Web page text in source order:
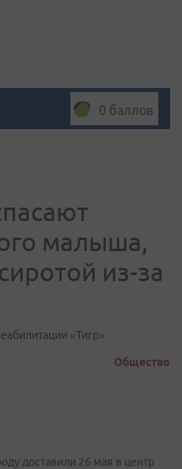
0 баллов
малыша,
из-за
«Тигр»
Общество
доставили 26 мая в центр